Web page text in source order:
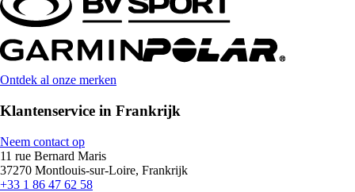
Ontdek al onze merken
Klantenservice in Frankrijk
Neem contact op
11 rue Bernard Maris
37270 Montlouis-sur-Loire, Frankrijk
+33 1 86 47 62 58